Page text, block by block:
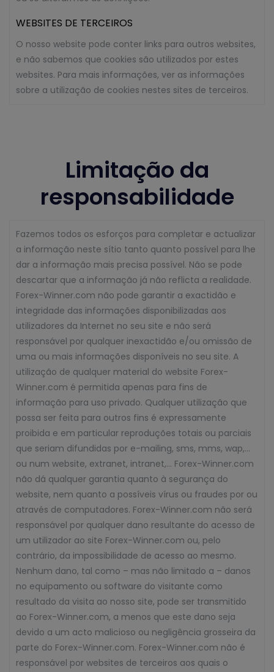
WEBSITES DE TERCEIROS
O nosso website pode conter links para outros websites,
e não sabemos que cookies são utilizados por estes
websites. Para mais informações, ver as informações
sobre a utilização de cookies nestes sites de terceiros.
Limitação da
responsabilidade
Fazemos todos os esforços para completar e actualizar
a informação neste sítio tanto quanto possível para lhe
dar a informação mais precisa possível. Não se pode
descartar que a informação já não reflicta a realidade.
Forex-Winner.com não pode garantir a exactidão e
integridade das informações disponibilizadas aos
utilizadores da Internet no seu site e não será
responsável por qualquer inexactidão e/ou omissão de
uma ou mais informações disponíveis no seu site. A
utilização de qualquer material do website Forex-
Winner.com é permitida apenas para fins de
informação para uso privado. Qualquer utilização que
possa ser feita para outros fins é expressamente
proibida e em particular reproduções totais ou parciais
que seriam difundidas por e-mailing, sms, mms, wap,…
ou num website, extranet, intranet,… Forex-Winner.com
não dá qualquer garantia quanto à segurança do
website, nem quanto a possíveis vírus ou fraudes por ou
através de computadores. Forex-Winner.com não será
responsável por qualquer dano resultante do acesso de
um utilizador ao site Forex-Winner.com ou, pelo
contrário, da impossibilidade de acesso ao mesmo.
Nenhum dano, tal como – mas não limitado a – danos
no equipamento ou software do visitante como
resultado da visita ao nosso site, pode ser transmitido
ao Forex-Winner.com, a menos que este dano seja
devido a um acto malicioso ou negligência grosseira da
parte do Forex-Winner.com. Forex-Winner.com não é
responsável por websites de terceiros aos quais o